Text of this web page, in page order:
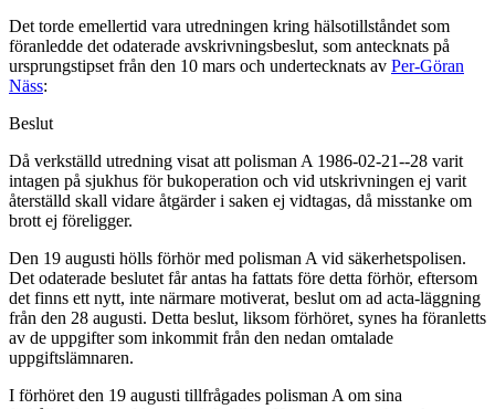
Det torde emellertid vara utredningen kring hälsotillståndet som
föranledde det odaterade avskrivningsbeslut, som antecknats på
ursprungstipset från den 10 mars och undertecknats av Per-Göran
Näss:
Beslut
Då verkställd utredning visat att polisman A 1986-02-21--28 varit
intagen på sjukhus för bukoperation och vid utskrivningen ej varit
återställd skall vidare åtgärder i saken ej vidtagas, då misstanke om
brott ej föreligger.
Den 19 augusti hölls förhör med polisman A vid säkerhetspolisen.
Det odaterade beslutet får antas ha fattats före detta förhör, eftersom
det finns ett nytt, inte närmare motiverat, beslut om ad acta-läggning
från den 28 augusti. Detta beslut, liksom förhöret, synes ha föranletts
av de uppgifter som inkommit från den nedan omtalade
uppgiftslämnaren.
I förhöret den 19 augusti tillfrågades polisman A om sina